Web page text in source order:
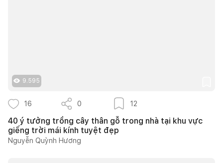
9.595
16 0 12
40 ý tưởng trồng cây thân gỗ trong nhà tại khu vực
giếng trời mái kính tuyệt đẹp
Nguyễn Quỳnh Hương